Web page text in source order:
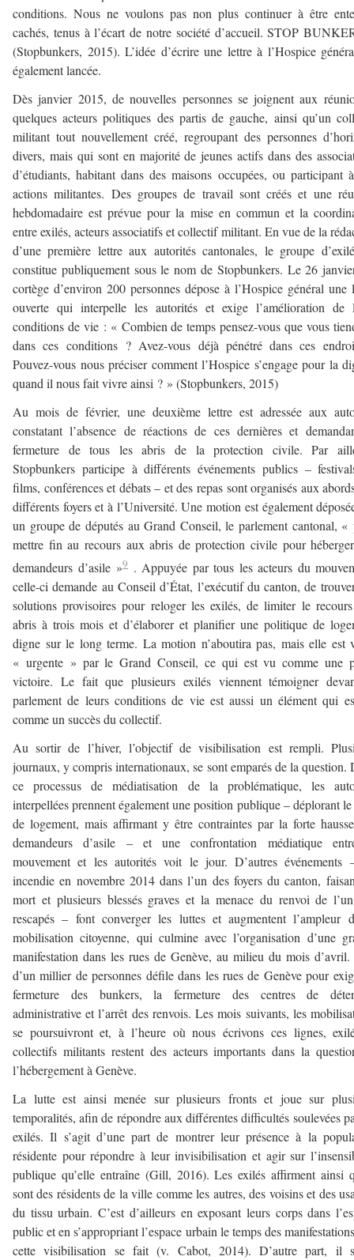
conditions. Nous ne voulons pas non plus continuer à être
cachés, tenus à l’écart de notre société d’accueil. STOP
(Stopbunkers, 2015). L’idée d’écrire une lettre à l’Hospice
également lancée.
Dès janvier 2015, de nouvelles personnes se joignent aux
quelques acteurs politiques des partis de gauche, ainsi qu’un
militant tout nouvellement créé, regroupant des personnes
divers, mais qui sont en majorité de jeunes actifs dans des
d’étudiants, habitant dans des maisons occupées, ou participant
actions militantes. Des groupes de travail sont créés et une
hebdomadaire est prévue pour la mise en commun et la
entre exilés, acteurs associatifs et collectif militant. En vue de la
d’une première lettre aux autorités cantonales, le groupe
constitue publiquement sous le nom de Stopbunkers. Le 26
cortège d’environ 200 personnes dépose à l’Hospice général une
ouverte qui interpelle les autorités et exige l’amélioration de
conditions de vie : « Combien de temps pensez-vous que vous
dans ces conditions ? Avez-vous déjà pénétré dans ces
Pouvez-vous nous préciser comment l’Hospice s’engage pour la
quand il nous fait vivre ainsi ? » (Stopbunkers, 2015)
Au mois de février, une deuxième lettre est adressée aux
constatant l’absence de réactions de ces dernières et
fermeture de tous les abris de la protection civile. Par
Stopbunkers participe à différents événements publics –
films, conférences et débats – et des repas sont organisés aux
différents foyers et à l’Université. Une motion est également
un groupe de députés au Grand Conseil, le parlement cantonal, «
mettre fin au recours aux abris de protection civile pour
demandeurs d’asile »9 . Appuyée par tous les acteurs du
celle-ci demande au Conseil d’État, l’exécutif du canton, de
solutions provisoires pour reloger les exilés, de limiter le
abris à trois mois et d’élaborer et planifier une politique de
digne sur le long terme. La motion n’aboutira pas, mais elle est
« urgente » par le Grand Conseil, ce qui est vu comme une
victoire. Le fait que plusieurs exilés viennent témoigner
parlement de leurs conditions de vie est aussi un élément qui
comme un succès du collectif.
Au sortir de l’hiver, l’objectif de visibilisation est rempli.
journaux, y compris internationaux, se sont emparés de la question.
ce processus de médiatisation de la problématique, les
interpellées prennent également une position publique – déplorant
de logement, mais affirmant y être contraintes par la forte
demandeurs d’asile – et une confrontation médiatique
mouvement et les autorités voit le jour. D’autres événements
incendie en novembre 2014 dans l’un des foyers du canton,
mort et plusieurs blessés graves et la menace du renvoi de
rescapés – font converger les luttes et augmentent l’ampleur
mobilisation citoyenne, qui culmine avec l’organisation d’une
manifestation dans les rues de Genève, au milieu du mois d’avril.
d’un millier de personnes défile dans les rues de Genève pour
fermeture des bunkers, la fermeture des centres de
administrative et l’arrêt des renvois. Les mois suivants, les
se poursuivront et, à l’heure où nous écrivons ces lignes,
collectifs militants restent des acteurs importants dans la
l’hébergement à Genève.
La lutte est ainsi menée sur plusieurs fronts et joue sur
temporalités, afin de répondre aux différentes difficultés soulevées
exilés. Il s’agit d’une part de montrer leur présence à la
résidente pour répondre à leur invisibilisation et agir sur
publique qu’elle entraîne (Gill, 2016). Les exilés affirment ainsi
sont des résidents de la ville comme les autres, des voisins et des
du tissu urbain. C’est d’ailleurs en exposant leurs corps dans
public et en s’appropriant l’espace urbain le temps des
cette visibilisation se fait (v. Cabot, 2014). D’autre part, il